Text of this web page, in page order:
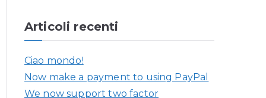
Articoli recenti
Ciao mondo!
Now make a payment to using PayPal
We now support two factor